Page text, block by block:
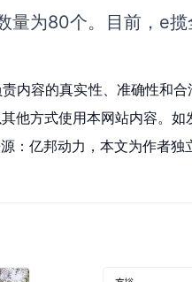
量为80个。目前，e
内容的真实性、准确性和
他方式使用本网站内容。
：亿邦动力，本文为作者独